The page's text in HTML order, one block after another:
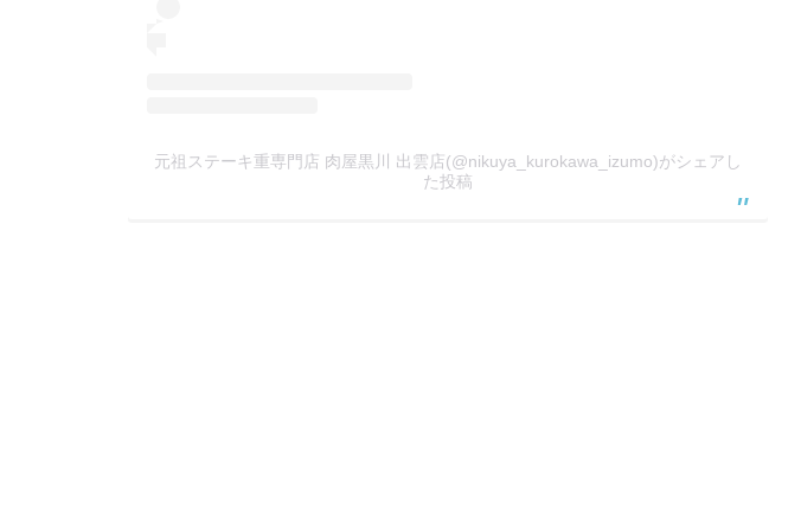
元祖ステーキ重専門店 肉屋黒川 出雲店(@nikuya_kurokawa_izumo)がシェアし
た投稿